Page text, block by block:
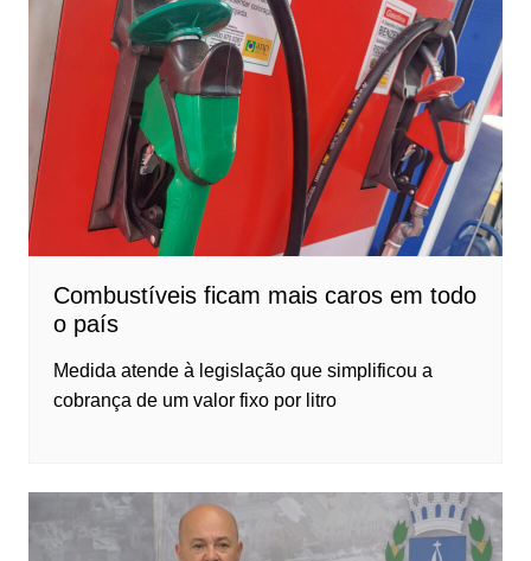
Combustíveis ficam mais caros em todo
o país
Medida atende à legislação que simplificou a
cobrança de um valor fixo por litro